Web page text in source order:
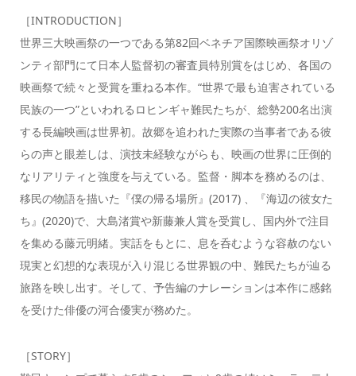
［INTRODUCTION］
世界三大映画祭の一つである第82回ベネチア国際映画祭オリゾ
ンティ部門にて日本人監督初の審査員特別賞をはじめ、各国の
映画祭で続々と受賞を重ねる本作。“世界で最も迫害されている
民族の一つ”といわれるロヒンギャ難民たちが、総勢200名出演
する長編映画は世界初。故郷を追われた実際の当事者である彼
らの声と眼差しは、演技未経験ながらも、映画の世界に圧倒的
なリアリティと強度を与えている。監督・脚本を務めるのは、
移民の物語を描いた『僕の帰る場所』(2017) 、『海辺の彼女た
ち』(2020)で、大島渚賞や新藤兼人賞を受賞し、国内外で注目
を集める藤元明緒。実話をもとに、息を呑むような容赦のない
現実と幻想的な表現が入り混じる世界観の中、難民たちが辿る
旅路を映し出す。そして、予告編のナレーションは本作に感銘
を受けた俳優の河合優実が務めた。
［STORY］